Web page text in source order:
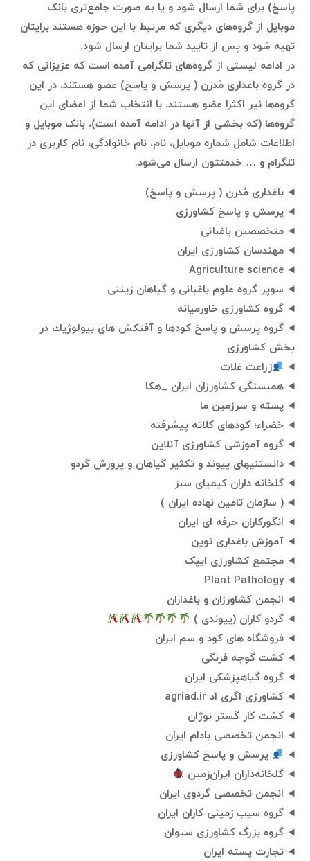
پاسخ) برای شما ارسال شود و یا به صورت جامع‌تری بانک
موبایل از گروه‌های دیگری که مرتبط با این حوزه هستند برایتان
تهیه شود و پس از تایید شما برایتان ارسال شود.
در ادامه لیستی از گروه‌های تلگرامی آمده است که عزیزانی که
در گروه باغداری مُدرن ( پرسش و پاسخ) عضو هستند، در این
گروه‌ها نیر اکثرا عضو هستند. با انتخاب شما از اعضای این
گروه‌ها (که بخشی از آنها در ادامه آمده است)، بانک موبایل و
اطلاعات شامل شماره موبایل، نام، نام خانوادگی، نام کاربری در
تلگرام و … خدمتتون ارسال می‌شود.
باغداری مُدرن ( پرسش و پاسخ)
پرسش و پاسخ کشاورزی
متخصصین باغبانی
مهندسان کشاورزی ایران
Agriculture science
سوپر گروه علوم باغبانی و گیاهان زینتی
گروه کشاورزی خاورمیانه
گروه پرسش و پاسخ کودها و آفتکش های بیولوژيك در
بخش کشاورزی
زراعت غلات
همبستگی کشاورزان ایران _هکا
پسته و سرزمین ما
خضراء؛ کودهای کلاته پیشرفته
گروه آموزشی کشاورزی آنلاین
دانستنیهای پیوند و تکثیر گیاهان و پرورش گردو
گلخانه داران کیمیای سبز
( سازمان تامین نهاده ایران )
انگورکاران حرفه ای ایران
آموزش باغداری نوین
مجتمع کشاورزی ایپک
Plant Pathology
انجمن کشاورزان و باغداران
گردو کاران (پیوندی )
فروشگاه های کود و سم ایران
کشت گوجه فرنگی
گروه گیاهپزشکی ایران
کشاورزی اگری اد agriad.ir
کشت کار گستر نوژان
انجمن تخصصی بادام ایران
پرسش و پاسخ کشاورزی
گلخانه‌داران ایران‌‌زمین
انجمن تخصصی گردوی ایران
گروه سیب زمینی کاران ایران
گروه بزرگ کشاورزی سیوان
تجارت پسته ایران